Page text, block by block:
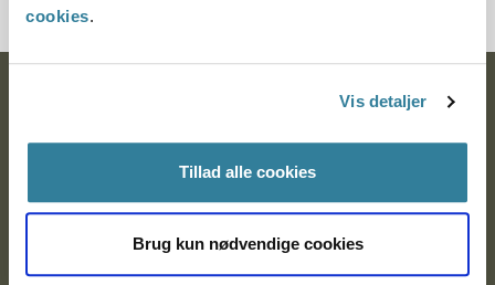
cookies.
Vis detaljer
Tillad alle cookies
Brug kun nødvendige cookies
Postadresse:
9000 Aalborg